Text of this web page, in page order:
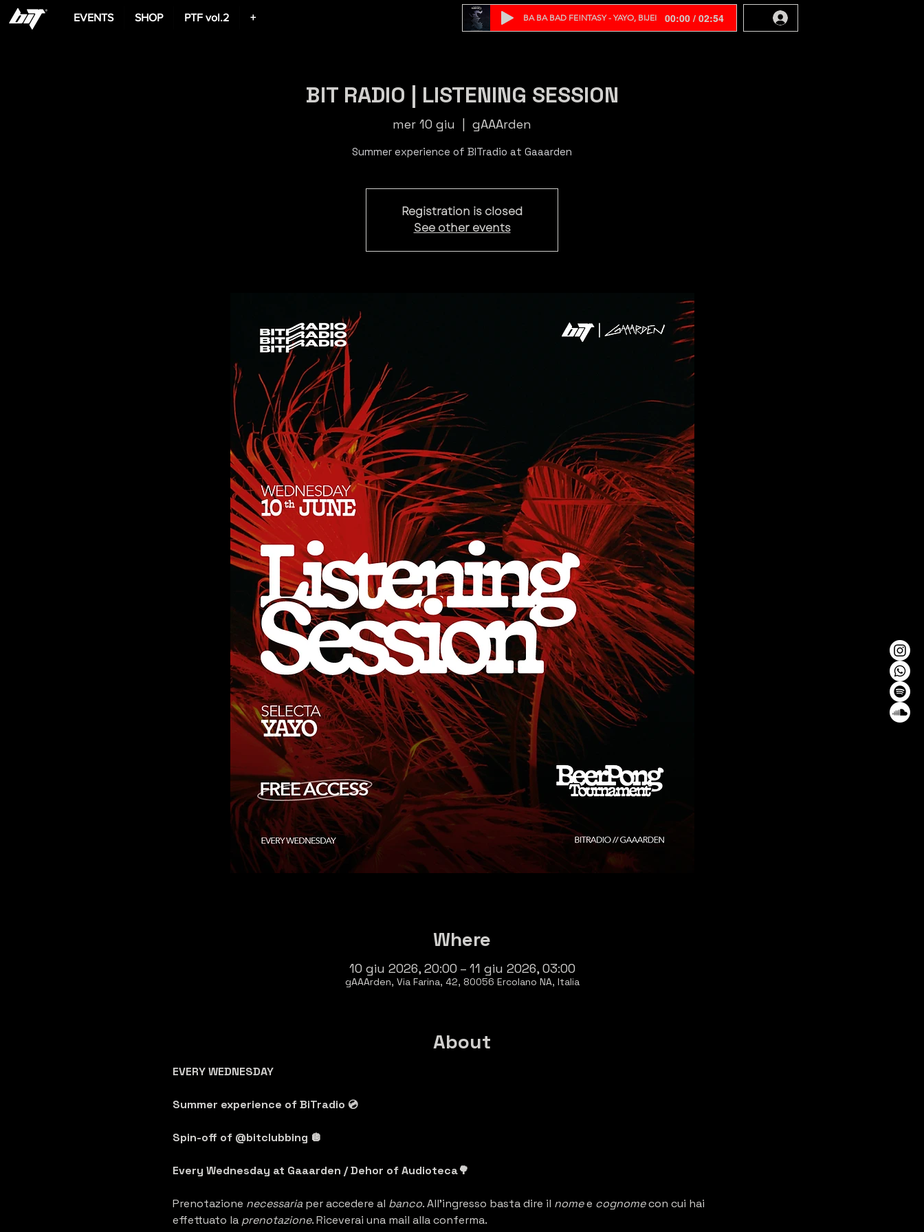
EVENTS SHOP PTF vol.2 + BA BA BAD FE!NTASY - YAYO, BIJEI 00:00 / 02:54
BIT RADIO | LISTENING SESSION
mer 10 giu gAAArden
Summer experience of BITradio at Gaaarden
Registration is closed
See other events
Where
10 giu 2026, 20:00 – 11 giu 2026, 03:00
gAAArden, Via Farina, 42, 80056 Ercolano NA, Italia
About
EVERY WEDNESDAY
Summer experience of BiTradio 💿
Spin-off of @bitclubbing 🪩
Every Wednesday at Gaaarden / Dehor of Audioteca🌳
Prenotazione necessaria per accedere al banco. All'ingresso basta dire il nome e cognome con cui hai
effettuato la prenotazione. Riceverai una mail alla conferma.